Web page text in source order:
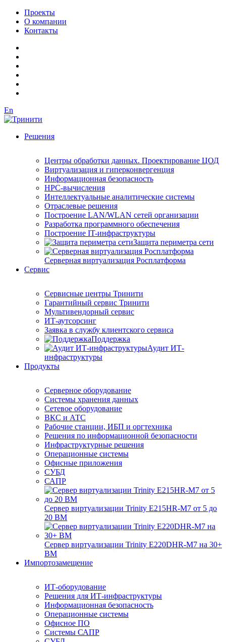
Проекты
О компании
Контакты
En
Решения
Центры обработки данных. Проектирование ЦОД
Виртуализация и гиперконвергенция
Информационная безопасность
HPC-вычисления
Интеллектуальные аналитические системы
Отраслевые решения
Построение LAN/WLAN сетей организации
Разработка программного обеспечения
Построение IT-инфраструктуры
Защита периметра сети
Серверная виртуализация Росплатформа
Сервис
Сервисные центры Тринити
Гарантийный сервис Тринити
Мультивендорный сервис
ИТ-аутсорсинг
Заявка в службу клиентского сервиса
Поддержка
Аудит ИТ-
инфраструктуры
Продукты
Серверное оборудование
Системы хранения данных
Сетевое оборудование
ВКС и АТС
Рабочие станции, ИБП и оргтехника
Решения по информационной безопасности
Инфраструктурные решения
Операционные системы
Офисные приложения
СУБД
САПР
Сервер виртуализации Trinity E215HR-M7 от 5 до
20 ВМ
Сервер виртуализации Trinity E220DHR-M7 на 30+
ВМ
Импортозамещение
ИТ-оборудование
Решения для ИТ-инфраструктуры
Информационная безопасность
Операционные системы
Офисное ПО
Системы САПР